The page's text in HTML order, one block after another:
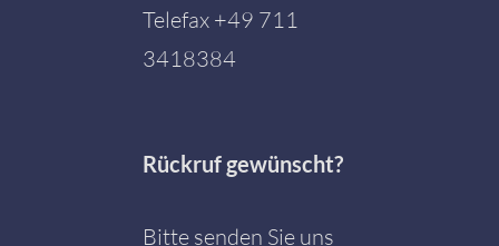
Telefax +49 711
3418384
Rückruf gewünscht?
Bitte senden Sie uns